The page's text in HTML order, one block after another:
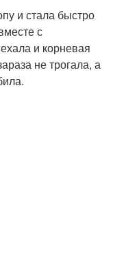
и стала быстро
с
и корневая
не трогала, а